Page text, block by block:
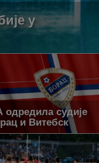
у
судије
и Витебск